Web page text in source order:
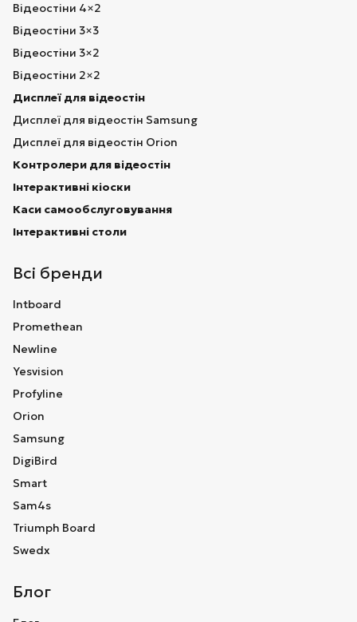
Відеостіни 4×2
Відеостіни 3×3
Відеостіни 3×2
Відеостіни 2×2
Дисплеї для відеостін
Дисплеї для відеостін Samsung
Дисплеї для відеостін Orion
Контролери для відеостін
Інтерактивні кіоски
Каси самообслуговування
Інтерактивні столи
Всі бренди
Intboard
Promethean
Newline
Yesvision
Profyline
Orion
Samsung
DigiBird
Smart
Sam4s
Triumph Board
Swedx
Блог